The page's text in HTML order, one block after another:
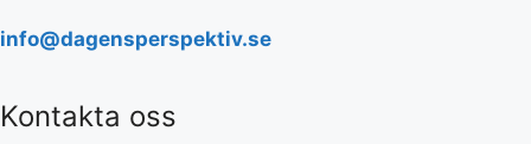
info@dagensperspektiv.se
Kontakta oss